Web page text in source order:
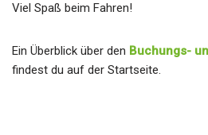
Viel Spaß beim Fahren!
Ein Überblick über den Buchungs-
findest du auf der Startseite.